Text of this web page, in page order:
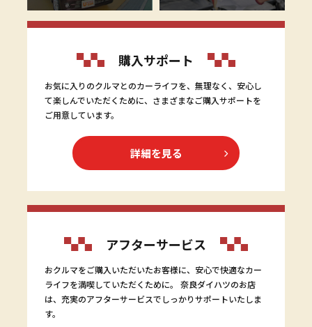
購入サポート
お気に入りのクルマとのカーライフを、無理なく、安心し
て楽しんでいただくために、さまざまなご購入サポートを
ご用意しています。
詳細を見る
アフターサービス
おクルマをご購入いただいたお客様に、安心で快適なカー
ライフを満喫していただくために。 奈良ダイハツのお店
は、充実のアフターサービスでしっかりサポートいたしま
す。